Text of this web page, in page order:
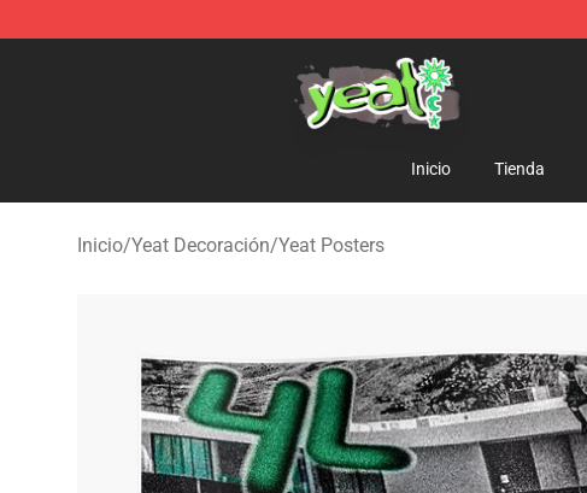
Yeat Shop - Official Yeat Merchandise Store
Inicio Tienda
Inicio/Yeat Decoración/Yeat Posters